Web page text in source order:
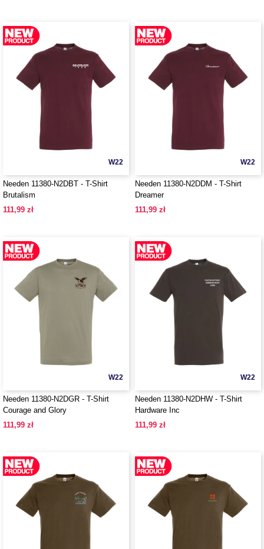
W22
Needen 11380-N2DBT - T-Shirt
Brutalism
111,99 zł
W22
Needen 11380-N2DDM - T-Shirt
Dreamer
111,99 zł
W22
Needen 11380-N2DGR - T-Shirt
Courage and Glory
111,99 zł
W22
Needen 11380-N2DHW - T-Shirt
Hardware Inc
111,99 zł